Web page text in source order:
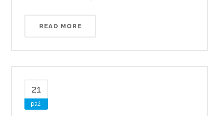
READ MORE
21
paź